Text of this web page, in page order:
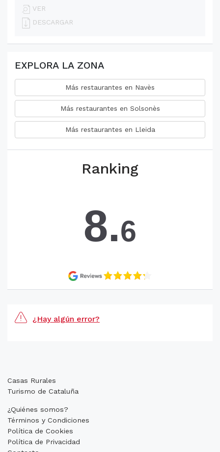
VER
DESCARGAR
EXPLORA LA ZONA
Más restaurantes en Navès
Más restaurantes en Solsonès
Más restaurantes en Lleida
Ranking
8.6
¿Hay algún error?
Casas Rurales
Turismo de Cataluña
¿Quiénes somos?
Términos y Condiciones
Política de Cookies
Política de Privacidad